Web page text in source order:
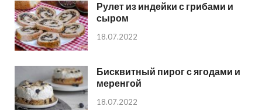
Рулет из индейки с грибами и
сыром
18.07.2022
Бисквитный пирог с ягодами и
меренгой
18.07.2022